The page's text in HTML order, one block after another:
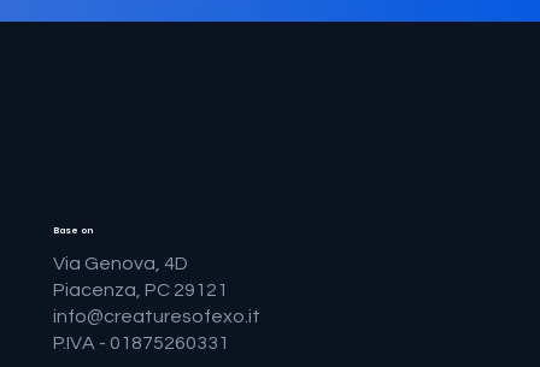
Via Genova, 4D
Piacenza, PC 29121
info@creaturesofexo.it
P.IVA - 01875260331
Base on